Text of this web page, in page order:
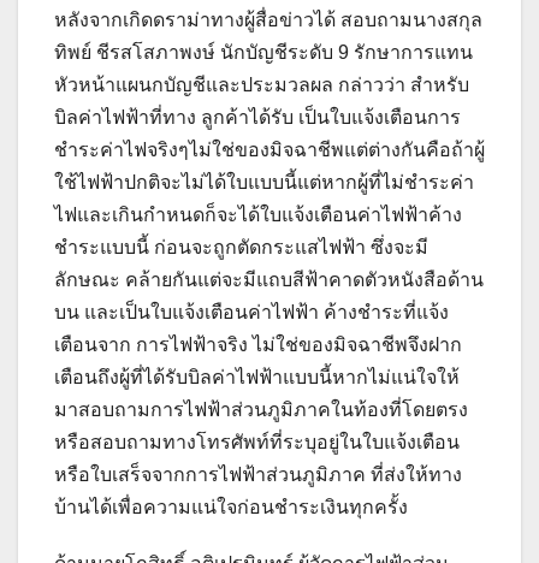
หลังจากเกิดดราม่าทางผู้สื่อข่าวได้ สอบถามนางสกุล
ทิพย์ ชีรสโสภาพงษ์ นักบัญชีระดับ 9 รักษาการแทน
หัวหน้าแผนกบัญชีและประมวลผล กล่าวว่า สำหรับ
บิลค่าไฟฟ้าที่ทาง ลูกค้าได้รับ เป็นใบแจ้งเตือนการ
ชำระค่าไฟจริงๆไม่ใช่ของมิจฉาชีพแต่ต่างกันคือถ้าผู้
ใช้ไฟฟ้าปกติจะไม่ได้ใบแบบนี้แต่หากผู้ที่ไม่ชำระค่า
ไฟและเกินกำหนดก็จะได้ใบแจ้งเตือนค่าไฟฟ้าค้าง
ชำระแบบนี้ ก่อนจะถูกตัดกระแสไฟฟ้า ซึ่งจะมี
ลักษณะ คล้ายกันแต่จะมีแถบสีฟ้าคาดตัวหนังสือด้าน
บน และเป็นใบแจ้งเตือนค่าไฟฟ้า ค้างชำระที่แจ้ง
เตือนจาก การไฟฟ้าจริง ไม่ใช่ของมิจฉาชีพจึงฝาก
เตือนถึงผู้ที่ได้รับบิลค่าไฟฟ้าแบบนี้หากไม่แน่ใจให้
มาสอบถามการไฟฟ้าส่วนภูมิภาคในท้องที่โดยตรง
หรือสอบถามทางโทรศัพท์ที่ระบุอยู่ในใบแจ้งเตือน
หรือใบเสร็จจากการไฟฟ้าส่วนภูมิภาค ที่ส่งให้ทาง
บ้านได้เพื่อความแน่ใจก่อนชำระเงินทุกครั้ง